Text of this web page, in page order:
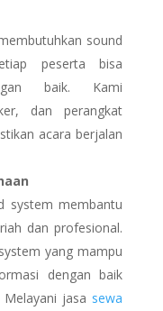
sound
peserta bisa
baik. Kami
dan perangkat
acara berjalan
system membantu
dan profesional.
yang mampu
dengan baik
jasa sewa